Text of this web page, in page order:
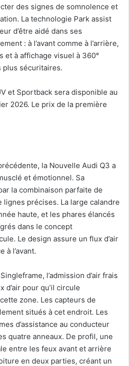
des signes de somnolence et
La technologie Park assist
d’être aidé dans ses
: à l’avant comme à l’arrière,
et à affichage visuel à 360°
sécuritaires.
et Sportback sera disponible au
2026. Le prix de la première
la Nouvelle Audi Q3 a
et émotionnel. Sa
la combinaison parfaite de
précises. La large calandre
haute, et les phares élancés
dans le concept
Le design assure un flux d’air
à l’avant.
l’admission d’air frais
pour qu’il circule
zone. Les capteurs de
situés à cet endroit. Les
d’assistance au conducteur
quatre anneaux. De profil, une
entre les feux avant et arrière
en deux parties, créant un